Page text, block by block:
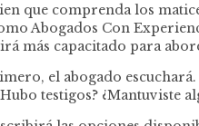
que comprenda los
Abogados Con
más capacitado para
el abogado
testigos?